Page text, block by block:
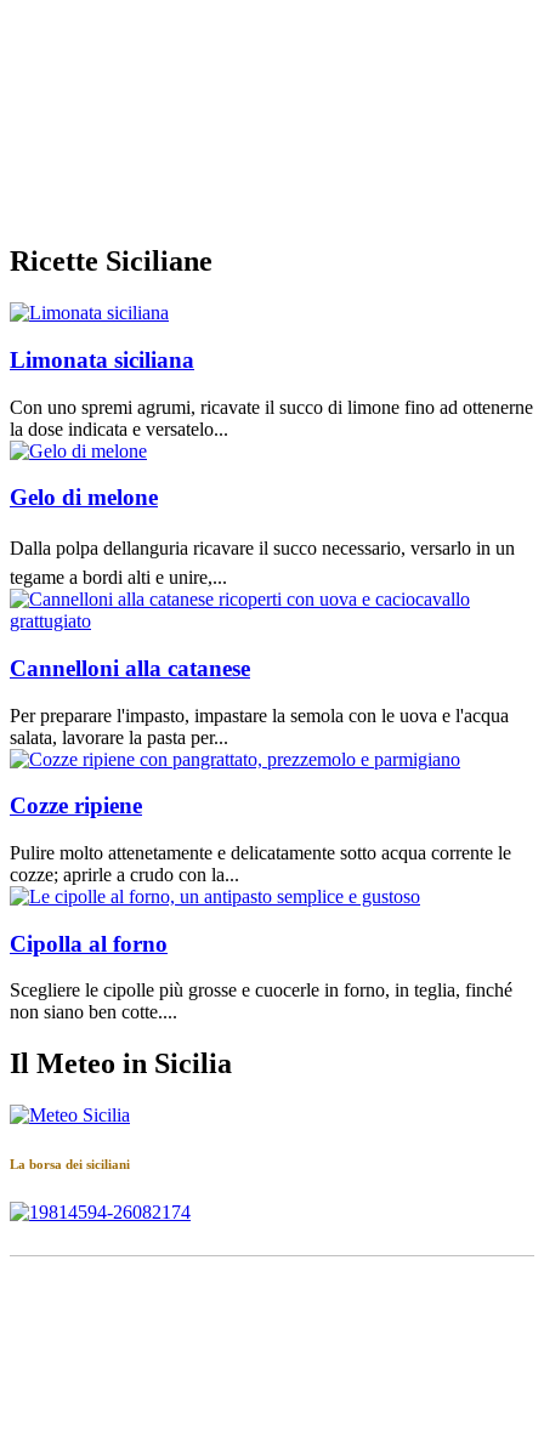
Ricette Siciliane
Limonata siciliana
Con uno spremi agrumi, ricavate il succo di limone fino ad ottenerne
la dose indicata e versatelo...
Gelo di melone
Dalla polpa dellanguria ricavare il succo necessario, versarlo in un
tegame a bordi alti e unire,...
Cannelloni alla catanese
Per preparare l'impasto, impastare la semola con le uova e l'acqua
salata, lavorare la pasta per...
Cozze ripiene
Pulire molto attenetamente e delicatamente sotto acqua corrente le
cozze; aprirle a crudo con la...
Cipolla al forno
Scegliere le cipolle più grosse e cuocerle in forno, in teglia, finché
non siano ben cotte....
Il Meteo in Sicilia
La borsa dei siciliani